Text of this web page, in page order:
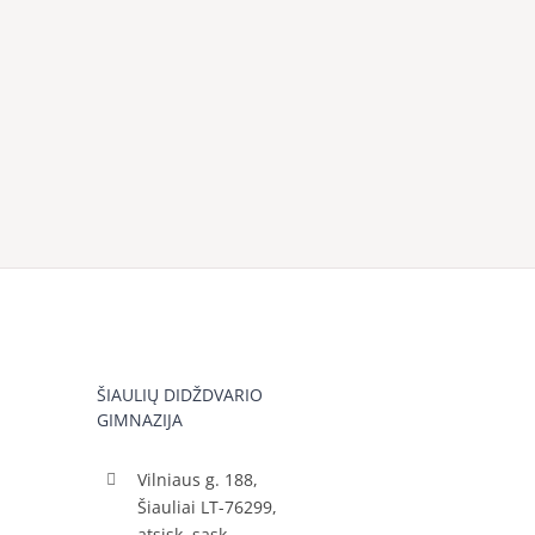
ŠIAULIŲ DIDŽDVARIO
GIMNAZIJA
Vilniaus g. 188,
Šiauliai LT-76299,